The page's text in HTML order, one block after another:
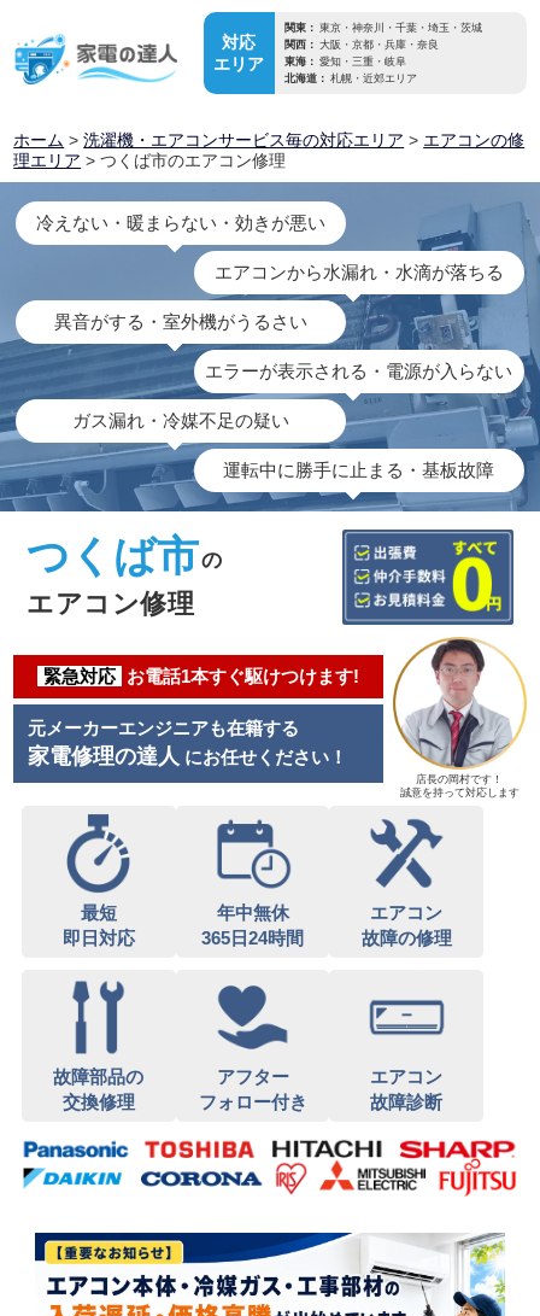
対応
エリア
関東： 東京・神奈川・千葉・埼玉・茨城
関西： 大阪・京都・兵庫・奈良
東海： 愛知・三重・岐阜
北海道： 札幌・近郊エリア
ホーム >洗濯機・エアコンサービス毎の対応エリア > エアコンの修
理エリア > つくば市のエアコン修理
冷えない・暖まらない・効きが悪い
エアコンから水漏れ・水滴が落ちる
異音がする・室外機がうるさい
エラーが表示される・電源が入らない
ガス漏れ・冷媒不足の疑い
運転中に勝手に止まる・基板故障
つくば市の
エアコン修理
緊急対応 お電話1本すぐ駆けつけます!
元メーカーエンジニアも在籍する
家電修理の達人 にお任せください！
店長の岡村です！
誠意を持って対応します
最短
即日対応
年中無休
365日24時間
エアコン
故障の修理
故障部品の
交換修理
アフター
フォロー付き
エアコン
故障診断